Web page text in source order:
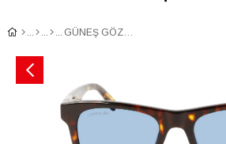
GÜNEŞ GÖZLÜĞÜ LACOSTE L978S-230